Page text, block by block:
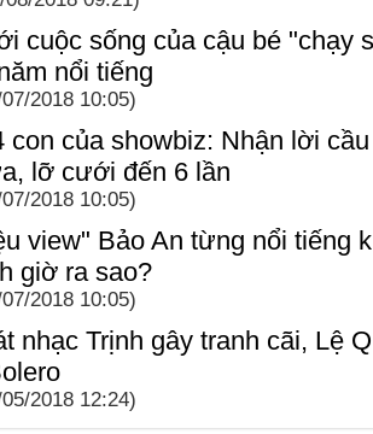
cuộc sống của cậu bé "chạy
nổi tiếng
2018 10:05)
con của showbiz: Nhận lời
lỡ cưới đến 6 lần
2018 10:05)
view" Bảo An từng nổi tiếng
giờ ra sao?
2018 10:05)
nhạc Trịnh gây tranh cãi, Lệ
2018 12:24)